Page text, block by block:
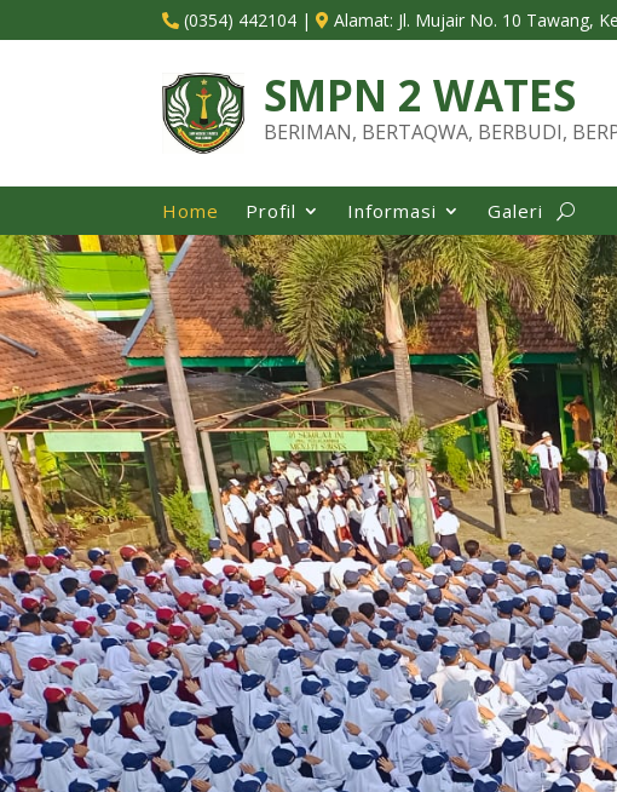
 (0354) 442104 | Alamat: Jl. Mujair No. 10 Tawang,
SMPN 2 WATES
BERIMAN, BERTAQWA, BERBUDI,
Home Profil Informasi Galeri